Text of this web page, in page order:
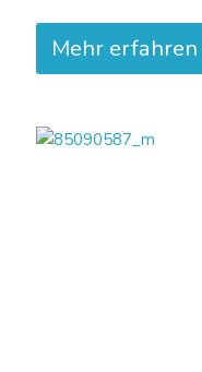
Mehr erfahren